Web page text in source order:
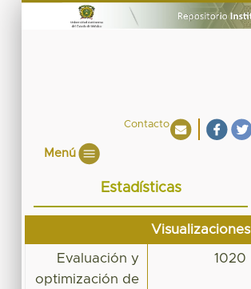
Contacto
Menú
Estadísticas
Visualizaciones
Evaluación y
optimización de
1020